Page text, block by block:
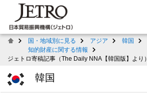
国・地域別に見る アジア
韓国
知的財産に関する情報
ジェトロ寄稿記事（The Daily NNA【韓国版】より）
韓国